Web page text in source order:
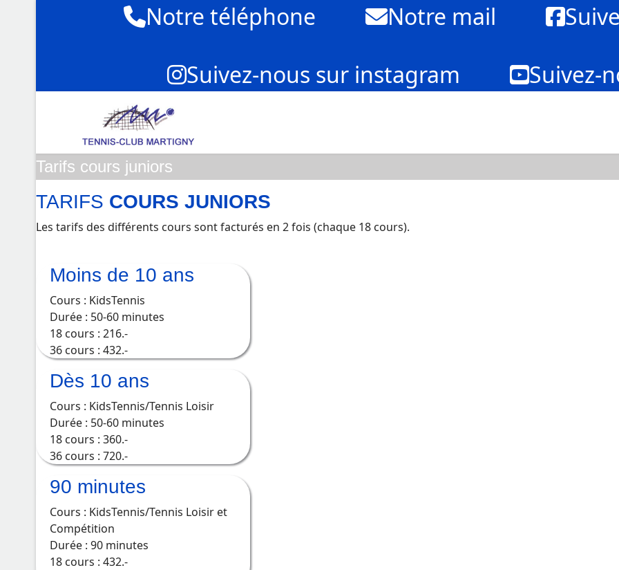
Notre téléphone Notre mail
Suivez-nous sur instagram
Suivez-
Tarifs cours juniors
TARIFS COURS JUNIORS
Les tarifs des différents cours sont facturés en 2 fois (chaque 18 cours).
Moins de 10 ans
Cours : KidsTennis
Durée : 50-60 minutes
18 cours : 216.-
36 cours : 432.-
Dès 10 ans
Cours : KidsTennis/Tennis Loisir
Durée : 50-60 minutes
18 cours : 360.-
36 cours : 720.-
90 minutes
Cours : KidsTennis/Tennis Loisir et
Compétition
Durée : 90 minutes
18 cours : 432.-